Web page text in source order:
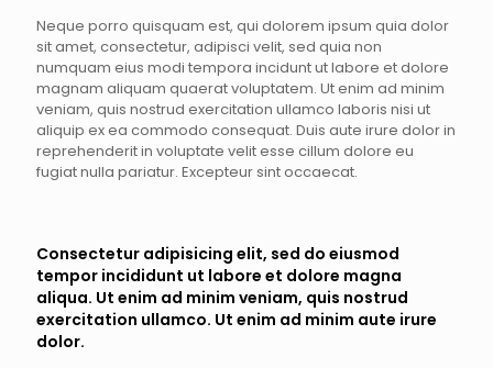
Neque porro quisquam est, qui dolorem ipsum quia dolor
sit amet, consectetur, adipisci velit, sed quia non
numquam eius modi tempora incidunt ut labore et dolore
magnam aliquam quaerat voluptatem. Ut enim ad minim
veniam, quis nostrud exercitation ullamco laboris nisi ut
aliquip ex ea commodo consequat. Duis aute irure dolor in
reprehenderit in voluptate velit esse cillum dolore eu
fugiat nulla pariatur. Excepteur sint occaecat.
Consectetur adipisicing elit, sed do eiusmod
tempor incididunt ut labore et dolore magna
aliqua. Ut enim ad minim veniam, quis nostrud
exercitation ullamco. Ut enim ad minim aute irure
dolor.